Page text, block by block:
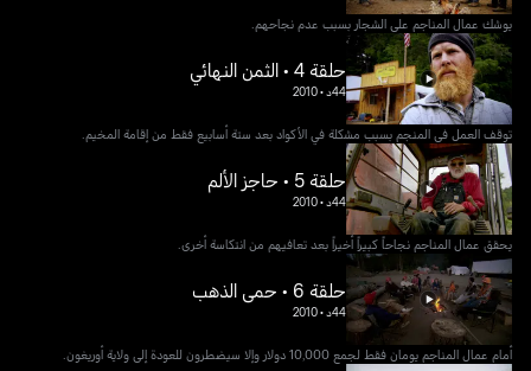
يوشك عمال المناجم على الشجار بسبب عدم نجاحهم.
حلقة 4 • الثمن النهائي
44د •
2010
توقف العمل في المنجم بسبب مشكلة في الأكواد بعد ستة أسابيع فقط من إقامة المخيم.
حلقة 5 • حاجز الألم
44د •
2010
يحقق عمال المناجم نجاحاً كبيراً أخيراً بعد تعافيهم من انتكاسة أخرى.
حلقة 6 • حمى الذهب
44د •
2010
أمام عمال المناجم يومان فقط لجمع 10,000 دولار وإلا سيضطرون للعودة إلى ولاية أوريغون.